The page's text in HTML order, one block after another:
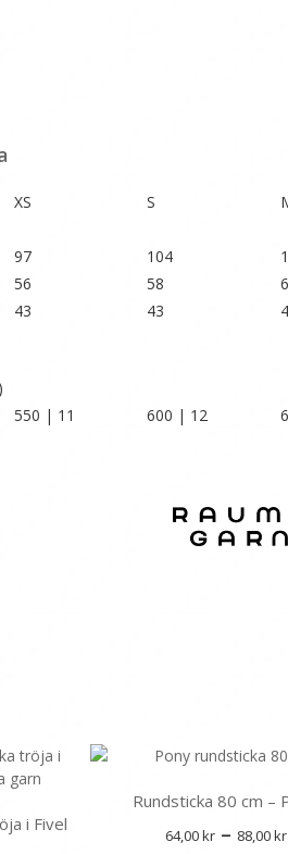
XS S
97 104
56 58
43 43
550 | 11 600 | 12
i Fivel
Rundsticka 80 cm –
64,00kr – 88,00kr